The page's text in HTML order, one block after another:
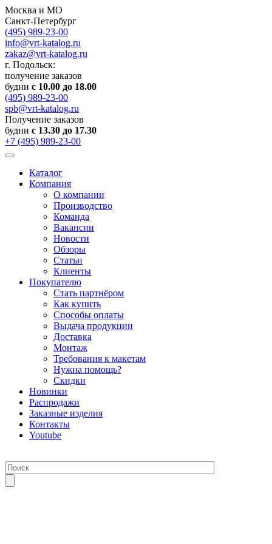
Москва и МО
Санкт-Петербург
(495) 989-23-00
info@vrt-katalog.ru
zakaz@vrt-katalog.ru
г. Подольск:
получение заказов
будни с 10.00 до 18.00
(495) 989-23-00
spb@vrt-katalog.ru
Получение заказов
будни с 13.30 до 17.30
+7 (495) 989-23-00
Каталог
Компания
О компании
Производство
Команда
Вакансии
Новости
Обзоры
Статьи
Клиенты
Покупателю
Стать партнёром
Как купить
Способы оплаты
Выдача продукции
Доставка
Монтаж
Требования к макетам
Нужна помощь?
Скидки
Новинки
Распродажи
Заказные изделия
Контакты
Youtube